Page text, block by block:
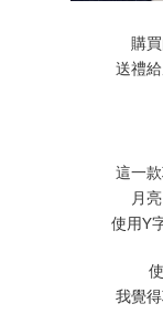
購
送禮
這一
月
使用Y
我覺